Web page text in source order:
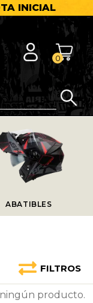
INICIAL
0
ABATIBLES
FILTROS
producto.